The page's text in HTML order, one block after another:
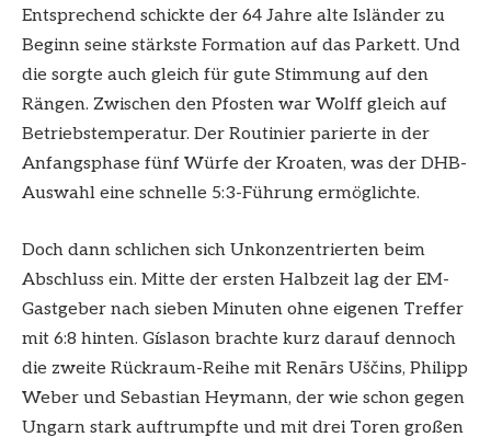
Entsprechend schickte der 64 Jahre alte Isländer zu
Beginn seine stärkste Formation auf das Parkett. Und
die sorgte auch gleich für gute Stimmung auf den
Rängen. Zwischen den Pfosten war Wolff gleich auf
Betriebstemperatur. Der Routinier parierte in der
Anfangsphase fünf Würfe der Kroaten, was der DHB-
Auswahl eine schnelle 5:3-Führung ermöglichte.
Doch dann schlichen sich Unkonzentrierten beim
Abschluss ein. Mitte der ersten Halbzeit lag der EM-
Gastgeber nach sieben Minuten ohne eigenen Treffer
mit 6:8 hinten. Gíslason brachte kurz darauf dennoch
die zweite Rückraum-Reihe mit Renārs Uščins, Philipp
Weber und Sebastian Heymann, der wie schon gegen
Ungarn stark auftrumpfte und mit drei Toren großen